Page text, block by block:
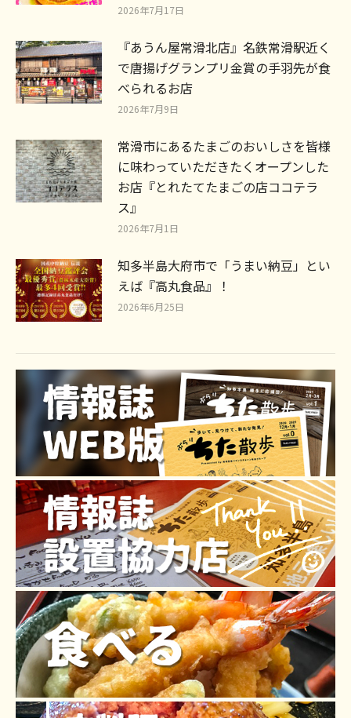
2026年7月17日
『あうん屋常滑北店』名鉄常滑駅近く
で唐揚げグランプリ金賞の手羽先が食
べられるお店
2026年7月9日
常滑市にあるたまごのおいしさを皆様
に味わっていただきたくオープンした
お店『とれたてたまごの店ココテラ
ス』
2026年7月1日
知多半島大府市で「うまい納豆」とい
えば『高丸食品』！
2026年6月25日